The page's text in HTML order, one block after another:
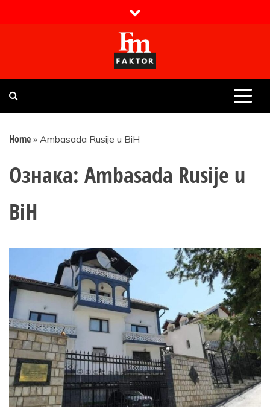
Faktor magazin
Uvijek presudan
Home » Ambasada Rusije u BiH
Ознака: Ambasada Rusije u
BiH